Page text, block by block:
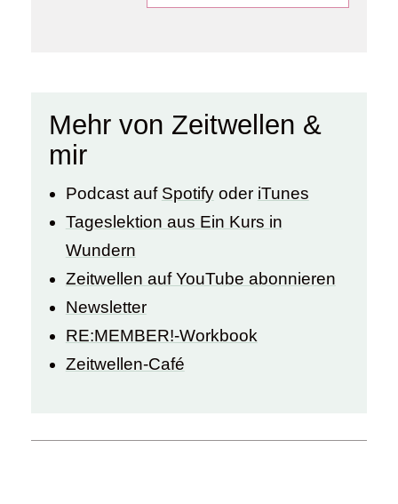
Mehr von Zeitwellen &
mir
Podcast auf Spotifyoder iTunes
Tageslektion aus Ein Kurs in
Wundern
Zeitwellen auf YouTube abonnieren
Newsletter
RE:MEMBER!-Workbook
Zeitwellen-Café